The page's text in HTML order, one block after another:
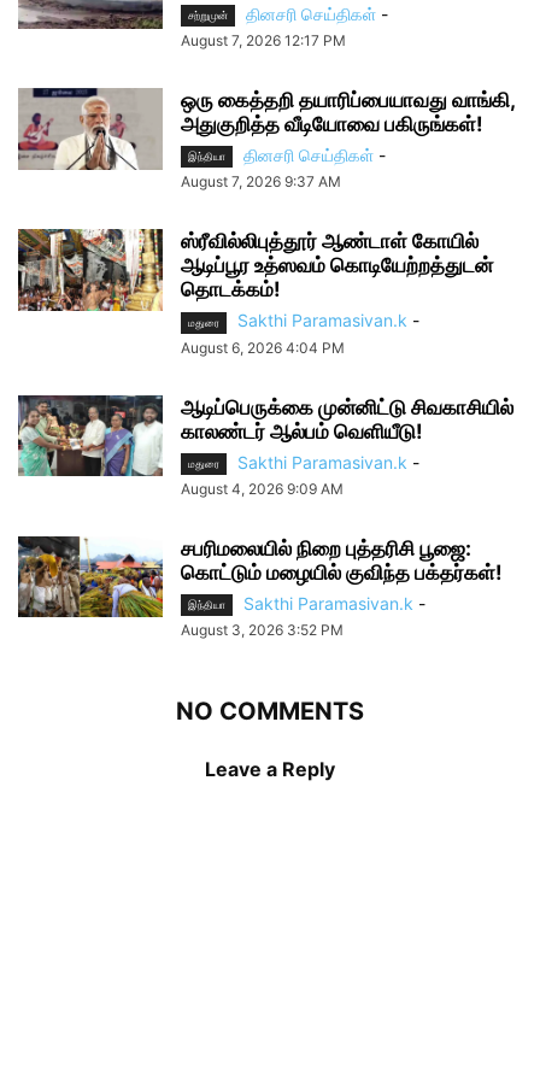
சற்றுமுன் தினசரி செய்திகள் -
August 7, 2026 12:17 PM
ஒரு கைத்தறி தயாரிப்பையாவது வாங்கி,
அதுகுறித்த வீடியோவை பகிருங்கள்!
இந்தியா தினசரி செய்திகள் -
August 7, 2026 9:37 AM
ஸ்ரீவில்லிபுத்தூர் ஆண்டாள் கோயில்
ஆடிப்பூர உத்ஸவம் கொடியேற்றத்துடன்
தொடக்கம்!
மதுரை Sakthi Paramasivan.k -
August 6, 2026 4:04 PM
ஆடிப்பெருக்கை முன்னிட்டு சிவகாசியில்
காலண்டர் ஆல்பம் வெளியீடு!
மதுரை Sakthi Paramasivan.k -
August 4, 2026 9:09 AM
சபரிமலையில் நிறை புத்தரிசி பூஜை:
கொட்டும் மழையில் குவிந்த பக்தர்கள்!
இந்தியா Sakthi Paramasivan.k -
August 3, 2026 3:52 PM
NO COMMENTS
Leave a Reply